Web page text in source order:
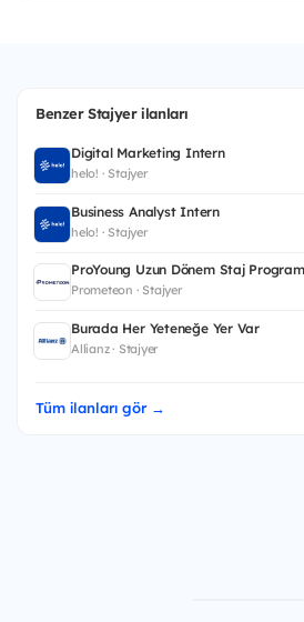
Benzer Stajyer ilanları
Digital Marketing Intern
helo! · Stajyer
Business Analyst Intern
helo! · Stajyer
ProYoung Uzun Dönem Staj
Prometeon · Stajyer
Burada Her Yeteneğe Yer Var
Allianz · Stajyer
Tüm ilanları gör →